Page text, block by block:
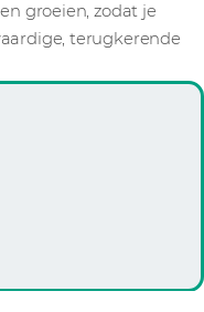
groeien, zodat je
terugkerende